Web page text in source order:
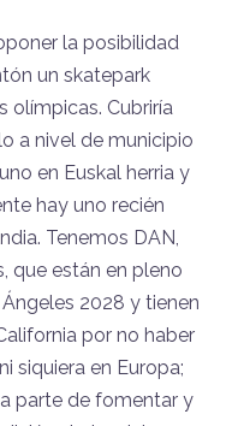
la posibilidad
un skatepark
olímpicas. Cubriría
a nivel de municipio
en Euskal herria y
hay uno recién
Tenemos DAN,
que están en pleno
2028 y tienen
por no haber
siquiera en Europa;
parte de fomentar y